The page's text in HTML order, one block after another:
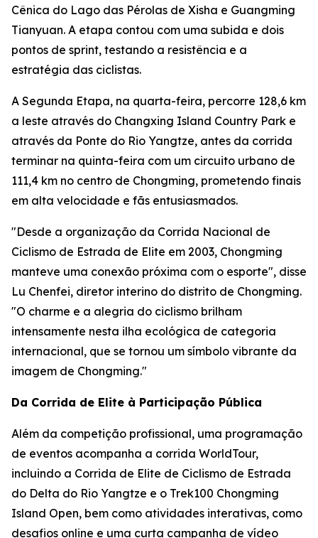
Cênica do Lago das Pérolas de Xisha e Guangming
Tianyuan. A etapa contou com uma subida e dois
pontos de sprint, testando a resistência e a
estratégia das ciclistas.
A Segunda Etapa, na quarta-feira, percorre 128,6 km
a leste através do Changxing Island Country Park e
através da Ponte do Rio Yangtze, antes da corrida
terminar na quinta-feira com um circuito urbano de
111,4 km no centro de Chongming, prometendo finais
em alta velocidade e fãs entusiasmados.
"Desde a organização da Corrida Nacional de
Ciclismo de Estrada de Elite em 2003, Chongming
manteve uma conexão próxima com o esporte", disse
Lu Chenfei, diretor interino do distrito de Chongming.
"O charme e a alegria do ciclismo brilham
intensamente nesta ilha ecológica de categoria
internacional, que se tornou um símbolo vibrante da
imagem de Chongming."
Da Corrida de Elite à Participação Pública
Além da competição profissional, uma programação
de eventos acompanha a corrida WorldTour,
incluindo a Corrida de Elite de Ciclismo de Estrada
do Delta do Rio Yangtze e o Trek100 Chongming
Island Open, bem como atividades interativas, como
desafios online e uma curta campanha de vídeo